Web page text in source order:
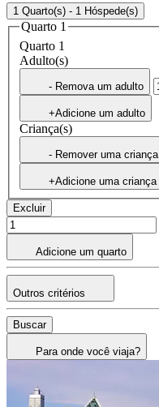
1 Quarto(s) - 1 Hóspede(s)
Quarto 1
Quarto 1
Adulto(s)
- Remova um adulto
+Adicione um adulto
Criança(s)
- Remover uma criança
+Adicione uma criança
Excluir
Adicione um quarto
Outros critérios
Buscar
Para onde você viaja?